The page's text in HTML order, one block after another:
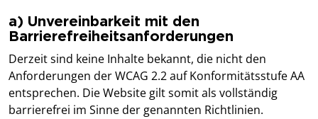
a) Unvereinbarkeit mit den
Barrierefreiheitsanforderungen
Derzeit sind keine Inhalte bekannt, die nicht den
Anforderungen der WCAG 2.2 auf Konformitätsstufe AA
entsprechen. Die Website gilt somit als vollständig
barrierefrei im Sinne der genannten Richtlinien.